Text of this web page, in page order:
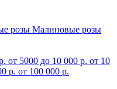
розы Малиновые розы
от 5000 до 10 000 р. от 10
р. от 100 000 р.